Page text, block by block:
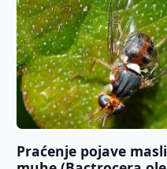
Praćenje pojave